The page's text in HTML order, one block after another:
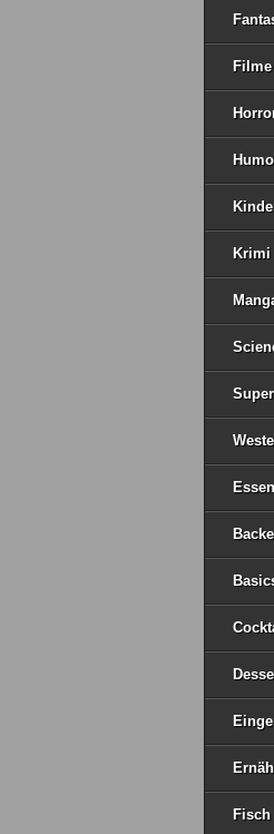
Filme
Krimi